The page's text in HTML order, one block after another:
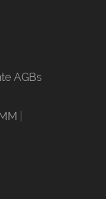
AGBs